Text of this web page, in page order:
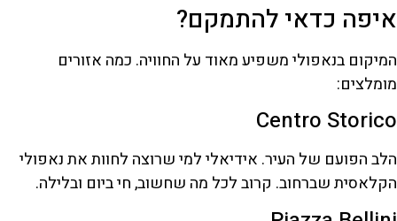
איפה כדאי להתמקם?
המיקום בנאפולי משפיע מאוד על החוויה. כמה אזורים
מומלצים:
Centro Storico
הלב הפועם של העיר. אידיאלי למי שרוצה לחוות את נאפולי
הקלאסית שברחוב. קרוב לכל מה שחשוב, חי ביום ובלילה.